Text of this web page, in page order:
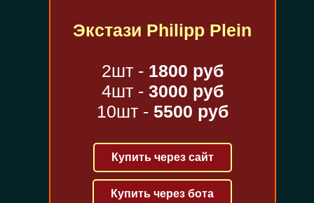
Экстази Philipp Plein
2шт - 1800 руб
4шт - 3000 руб
10шт - 5500 руб
Купить через сайт
Купить через бота